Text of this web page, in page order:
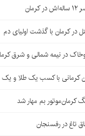
در کرمان با گذشت اولیای دم
در نیمه شمالی و شرق
با کسب یک طلا و یک
بم مهار شد